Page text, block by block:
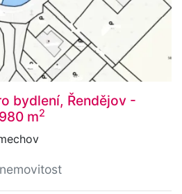
bydlení, Řendějov -
m2